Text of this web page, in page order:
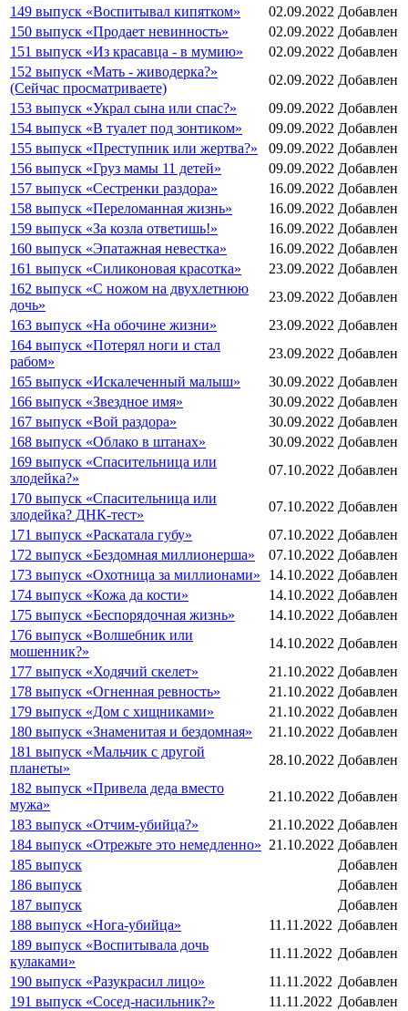
149 выпуск «Воспитывал кипятком»
02.09.2022 Добавлен
150 выпуск «Продает невинность»
02.09.2022 Добавлен
151 выпуск «Из красавца - в мумию»
02.09.2022 Добавлен
152 выпуск «Мать - живодерка?»
(Сейчас просматриваете)
02.09.2022 Добавлен
153 выпуск «Украл сына или спас?»
09.09.2022 Добавлен
154 выпуск «В туалет под зонтиком»
09.09.2022 Добавлен
155 выпуск «Преступник или жертва?»
09.09.2022 Добавлен
156 выпуск «Груз мамы 11 детей»
09.09.2022 Добавлен
157 выпуск «Сестренки раздора»
16.09.2022 Добавлен
158 выпуск «Переломанная жизнь»
16.09.2022 Добавлен
159 выпуск «За козла ответишь!»
16.09.2022 Добавлен
160 выпуск «Эпатажная невестка»
16.09.2022 Добавлен
161 выпуск «Силиконовая красотка»
23.09.2022 Добавлен
162 выпуск «С ножом на двухлетнюю
дочь»
23.09.2022 Добавлен
163 выпуск «На обочине жизни»
23.09.2022 Добавлен
164 выпуск «Потерял ноги и стал
рабом»
23.09.2022 Добавлен
165 выпуск «Искалеченный малыш»
30.09.2022 Добавлен
166 выпуск «Звездное имя»
30.09.2022 Добавлен
167 выпуск «Вой раздора»
30.09.2022 Добавлен
168 выпуск «Облако в штанах»
30.09.2022 Добавлен
169 выпуск «Спасительница или
злодейка?»
07.10.2022 Добавлен
170 выпуск «Спасительница или
злодейка? ДНК-тест»
07.10.2022 Добавлен
171 выпуск «Раскатала губу»
07.10.2022 Добавлен
172 выпуск «Бездомная миллионерша»
07.10.2022 Добавлен
173 выпуск «Охотница за миллионами»
14.10.2022 Добавлен
174 выпуск «Кожа да кости»
14.10.2022 Добавлен
175 выпуск «Беспорядочная жизнь»
14.10.2022 Добавлен
176 выпуск «Волшебник или
мошенник?»
14.10.2022 Добавлен
177 выпуск «Ходячий скелет»
21.10.2022 Добавлен
178 выпуск «Огненная ревность»
21.10.2022 Добавлен
179 выпуск «Дом с хищниками»
21.10.2022 Добавлен
180 выпуск «Знаменитая и бездомная»
21.10.2022 Добавлен
181 выпуск «Мальчик с другой
планеты»
28.10.2022 Добавлен
182 выпуск «Привела деда вместо
мужа»
21.10.2022 Добавлен
183 выпуск «Отчим-убийца?»
21.10.2022 Добавлен
184 выпуск «Отрежьте это немедленно» 21.10.2022 Добавлен
185 выпуск
Добавлен
186 выпуск
Добавлен
187 выпуск
Добавлен
188 выпуск «Нога-убийца»
11.11.2022 Добавлен
189 выпуск «Воспитывала дочь
кулаками»
11.11.2022 Добавлен
190 выпуск «Разукрасил лицо»
11.11.2022 Добавлен
191 выпуск «Сосед-насильник?»
11.11.2022 Добавлен